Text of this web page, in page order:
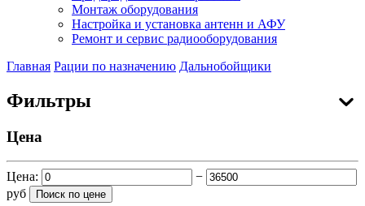
Монтаж оборудования
Настройка и установка антенн и АФУ
Ремонт и сервис радиооборудования
Главная Рации по назначению Дальнобойщики
Фильтры
Цена
Цена:
−
руб